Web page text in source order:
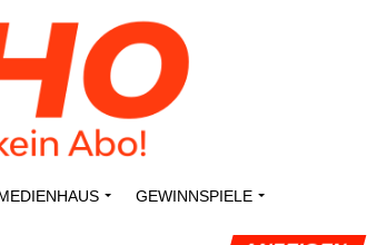
GEWINN­SPIE­LE